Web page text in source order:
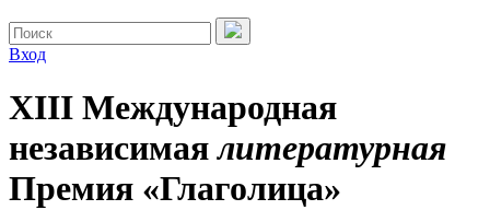
Вход
XIII Международная
независимаялитературная
Премия «Глаголица»